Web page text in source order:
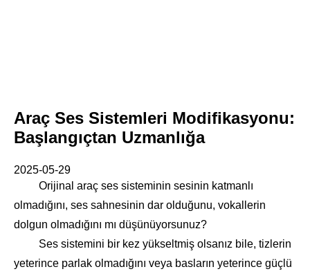
Araç Ses Sistemleri Modifikasyonu:
Başlangıçtan Uzmanlığa
2025-05-29
Orijinal araç ses sisteminin sesinin katmanlı
olmadığını, ses sahnesinin dar olduğunu, vokallerin
dolgun olmadığını mı düşünüyorsunuz?
Ses sistemini bir kez yükseltmiş olsanız bile, tizlerin
yeterince parlak olmadığını veya basların yeterince güçlü